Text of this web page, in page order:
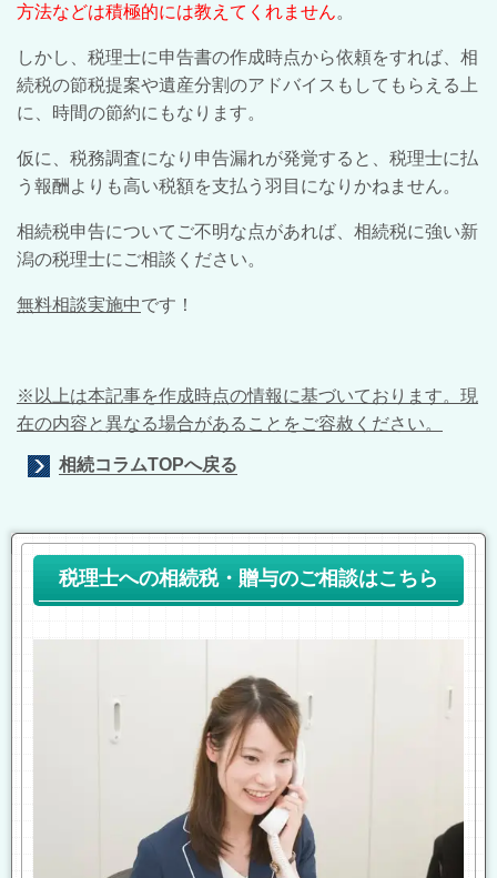
方法などは積極的には教えてくれません。
しかし、税理士に申告書の作成時点から依頼をすれば、相
続税の節税提案や遺産分割のアドバイスもしてもらえる上
に、時間の節約にもなります。
仮に、税務調査になり申告漏れが発覚すると、税理士に払
う報酬よりも高い税額を支払う羽目になりかねません。
相続税申告についてご不明な点があれば、相続税に強い新
潟の税理士にご相談ください。
無料相談実施中です！
※以上は本記事を作成時点の情報に基づいております。現
在の内容と異なる場合があることをご容赦ください。
相続コラムTOPへ戻る
税理士への相続税・贈与のご相談はこちら